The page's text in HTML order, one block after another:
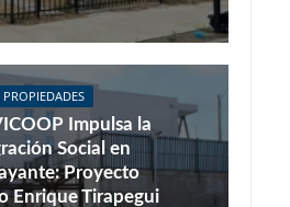
PROPIEDADES
Impulsa la
Social en
Proyecto
Enrique Tirapegui